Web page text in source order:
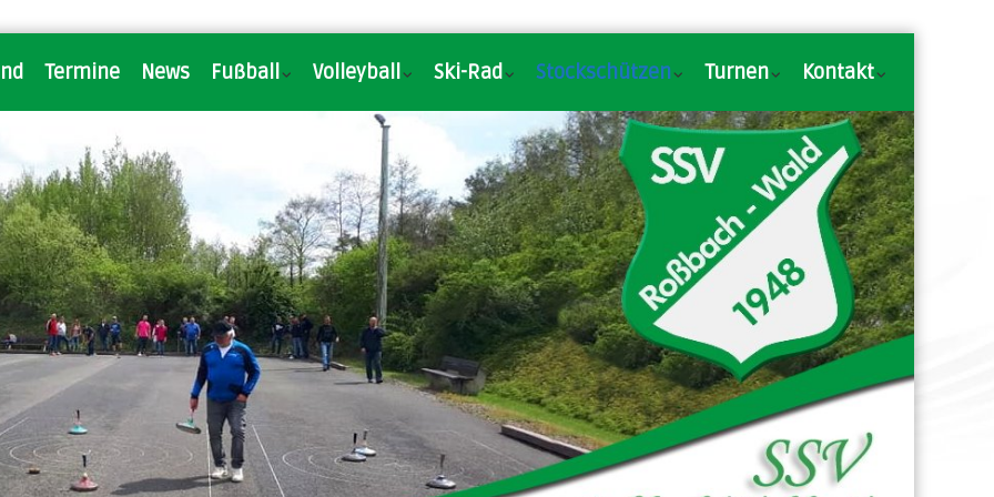
Termine News Fußball Volleyball Ski-Rad Stockschützen Turnen Kontakt